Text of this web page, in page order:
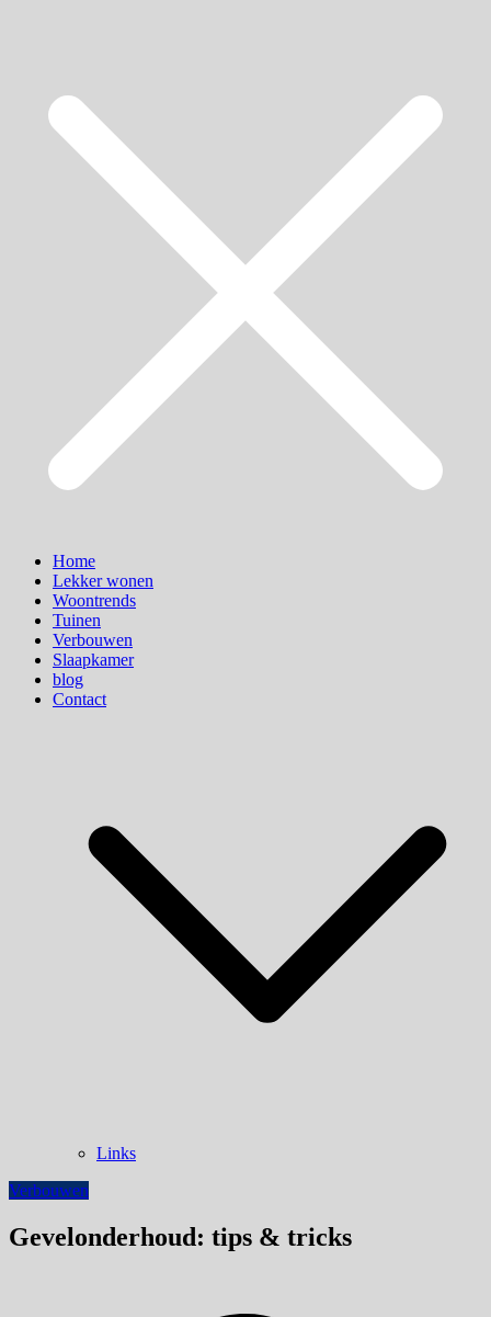
Home
Lekker wonen
Woontrends
Tuinen
Verbouwen
Slaapkamer
blog
Contact
Links
Verbouwen
Gevelonderhoud: tips & tricks